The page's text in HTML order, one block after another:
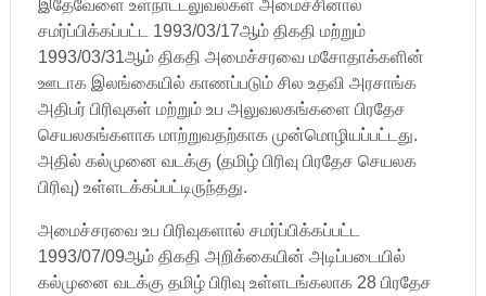
இதேவேளை உள்நாட்டலுவல்கள் அமைச்சினால்
சமர்ப்பிக்கப்பட்ட 1993/03/17ஆம் திகதி மற்றும்
1993/03/31ஆம் திகதி அமைச்சரவை மசோதாக்களின்
ஊடாக இலங்கையில் காணப்படும் சில உதவி அரசாங்க
அதிபர் பிரிவுகள் மற்றும் உப அலுவலகங்களை பிரதேச
செயலகங்களாக மாற்றுவதற்காக முன்மொழியப்பட்டது.
அதில் கல்முனை வடக்கு (தமிழ் பிரிவு பிரதேச செயலக
பிரிவு) உள்ளடக்கப்பட்டிருந்தது.
அமைச்சரவை உப பிரிவுகளால் சமர்ப்பிக்கப்பட்ட
1993/07/09ஆம் திகதி அறிக்கையின் அடிப்படையில்
கல்முனை வடக்கு தமிழ் பிரிவு உள்ளடங்கலாக 28 பிரதேச